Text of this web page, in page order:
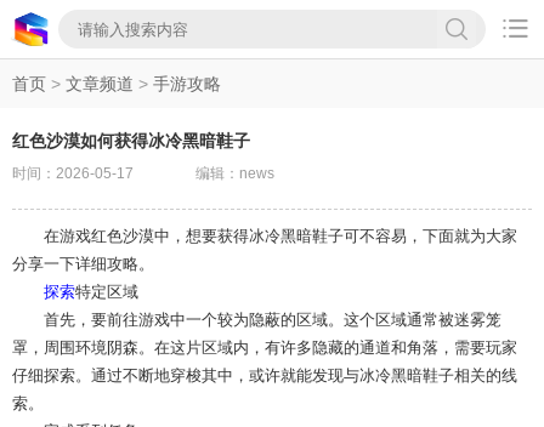

首页 > 文章频道 > 手游攻略
红色沙漠如何获得冰冷黑暗鞋子
时间：2026-05-17 编辑：news
在游戏红色沙漠中，想要获得冰冷黑暗鞋子可不容易，下面就为大家
分享一下详细攻略。
探索特定区域
首先，要前往游戏中一个较为隐蔽的区域。这个区域通常被迷雾笼
罩，周围环境阴森。在这片区域内，有许多隐藏的通道和角落，需要玩家
仔细探索。通过不断地穿梭其中，或许就能发现与冰冷黑暗鞋子相关的线
索。